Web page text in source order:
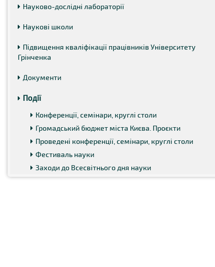
Науково-дослідні лабораторії
Наукові школи
Підвищення кваліфікації працівників Університету
Грінченка
Документи
Події
Конференції, семінари, круглі столи
Громадський бюджет міста Києва. Проєкти
Проведені конференції, семінари, круглі столи
Фестиваль науки
Заходи до Всесвітнього дня науки